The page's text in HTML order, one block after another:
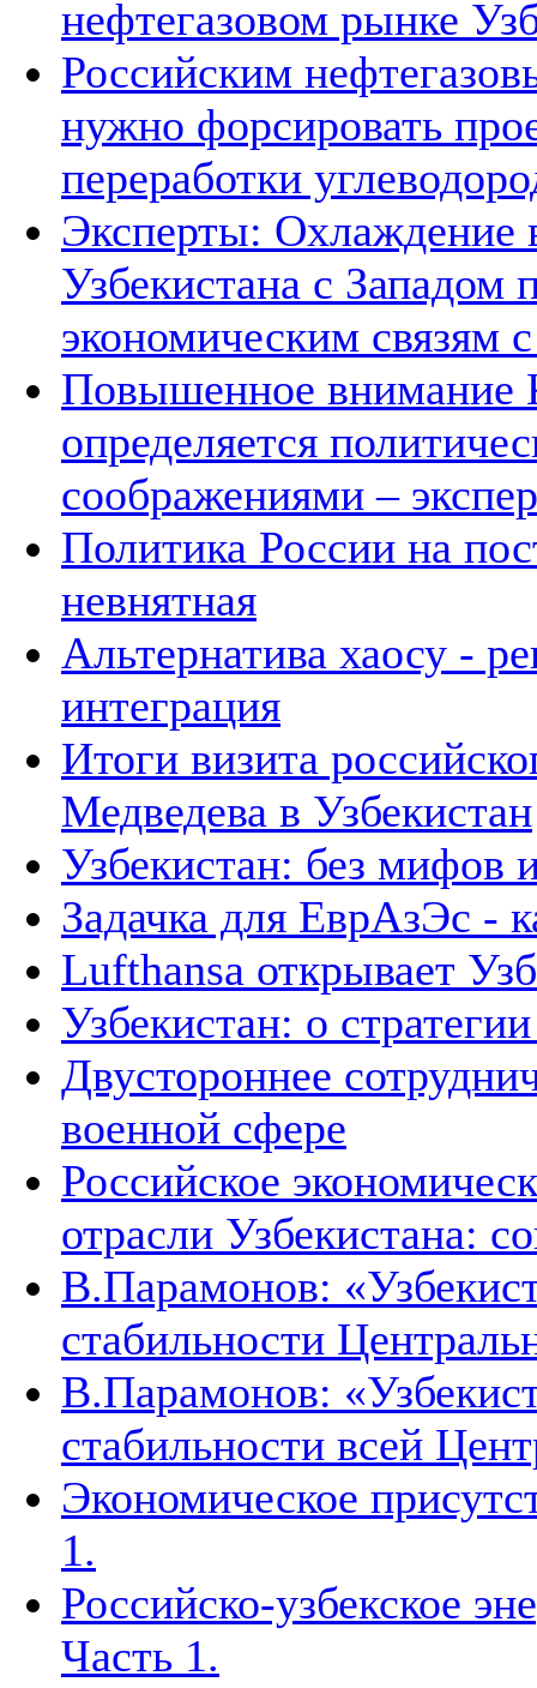
нефтегазовом рынке
Российским
нужно форсировать
переработки
Эксперты: Охлаждение
Узбекистана с
экономическим связям
Повышенное внимание
определяется
соображениями –
Политика России на
невнятная
Альтернатива хаосу -
интеграция
Итоги визита
Медведева в Узбекистан
Узбекистан: без мифов
Задачка для ЕврАзЭс -
Lufthansa открывает
Узбекистан: о
Двустороннее
военной сфере
Российское
отрасли Узбекистана:
В.Парамонов:
стабильности
В.Парамонов:
стабильности всей
Экономическое
1.
Российско-узбекское
Часть 1.